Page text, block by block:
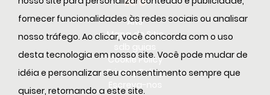
fornecer funcionalidades às redes sociais ou analisar
nosso tráfego. Ao clicar, você concorda com o uso
desta tecnologia em nosso site. Você pode mudar de
idéia e personalizar seu consentimento sempre que
quiser, retornando a este site.
ANS
Mapa do Sitio
Cookie Policy
Privacy Policy
Escreva-nos